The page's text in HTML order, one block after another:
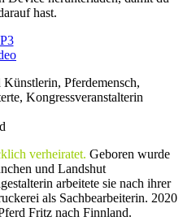
hast.
Pferdemensch,
Kongressveranstalterin
verheiratet. Geboren wurde
und Landshut
arbeitete sie nach ihrer
als Sachbearbeiterin. 2020
Fritz nach Finnland.